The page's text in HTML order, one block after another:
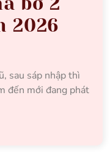
2026
sau sáp nhập thì
đến mới đang phát